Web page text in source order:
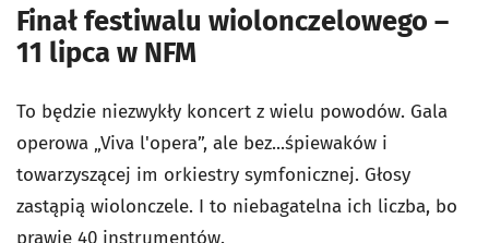
Finał festiwalu wiolonczelowego –
11 lipca w NFM
To będzie niezwykły koncert z wielu powodów. Gala
operowa „Viva l'opera”, ale bez...śpiewaków i
towarzyszącej im orkiestry symfonicznej. Głosy
zastąpią wiolonczele. I to niebagatelna ich liczba, bo
prawie 40 instrumentów.